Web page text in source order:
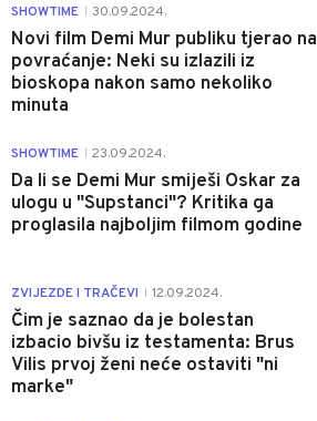
SHOWTIME 30.09.2024.
Novi film Demi Mur publiku tjerao na
povraćanje: Neki su izlazili iz
bioskopa nakon samo nekoliko
minuta
SHOWTIME 23.09.2024.
Da li se Demi Mur smiješi Oskar za
ulogu u "Supstanci"? Kritika ga
proglasila najboljim filmom godine
ZVIJEZDE I TRAČEVI 12.09.2024.
Čim je saznao da je bolestan
izbacio bivšu iz testamenta: Brus
Vilis prvoj ženi neće ostaviti "ni
marke"